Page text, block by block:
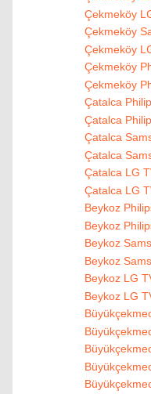
Çekmeköy
Çekmeköy
Çekmeköy
Çekmeköy
Çekmeköy
Çatalca
Çatalca
Çatalca
Çatalca
Çatalca LG
Çatalca LG
Beykoz
Beykoz
Beykoz
Beykoz
Beykoz LG
Beykoz LG